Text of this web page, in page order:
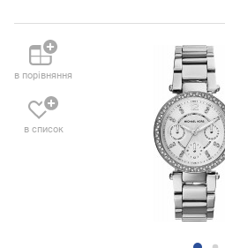
в порівняння
в список